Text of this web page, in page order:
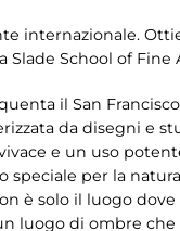
internazionale.
Slade School of Fine
il San
da disegni e
e un uso
speciale per la
è solo il luogo
luogo di ombre